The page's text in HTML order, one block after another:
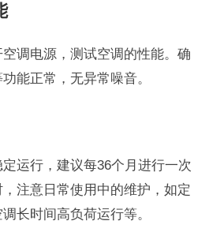
调电源，测试空调的性能。确
能正常，无异常噪音。
运行，建议每36个月进行一次
注意日常使用中的维护，如定
长时间高负荷运行等。